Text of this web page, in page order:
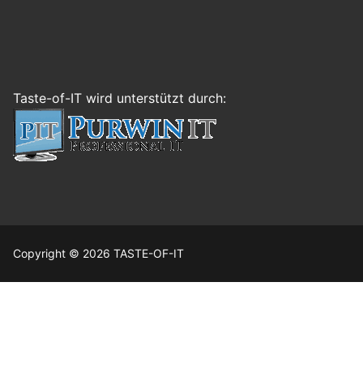
Taste-of-IT wird unterstützt durch:
Copyright © 2026 TASTE-OF-IT